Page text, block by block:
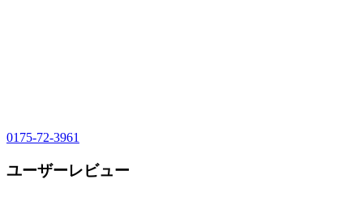
0175-72-3961
ユーザーレビュー